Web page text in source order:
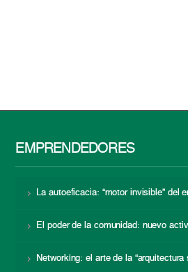
EMPRENDEDORES
La autoeficacia: “motor invisible” del
El poder de la comunidad: nuevo
Networking: el arte de la “arquitectura